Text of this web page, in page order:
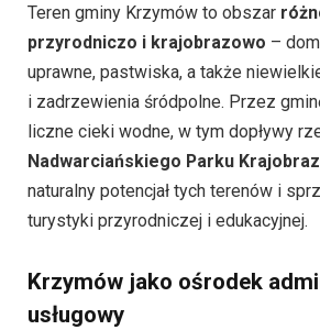
Teren gminy Krzymów to obszar
przyrodniczo i krajobrazowo –
uprawne, pastwiska, a także
i zadrzewienia śródpolne. Przez
liczne cieki wodne, w tym dopływy
Nadwarciańskiego Parku
naturalny potencjał tych terenów i
turystyki przyrodniczej i edukacyjnej.
Krzymów jako ośrodek
usługowy